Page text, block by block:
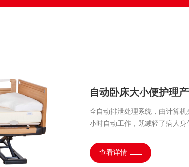
呵康全自动大小便产
呵康全自动大小便产品独有的大
查看详情
自动卧床大小便护理
全自动排泄处理系统，由计算
小时自动工作，既减轻了病人身
的工艺流程，严格质量控制，使
两项国际ISO认证。并在日本拥
查看详情